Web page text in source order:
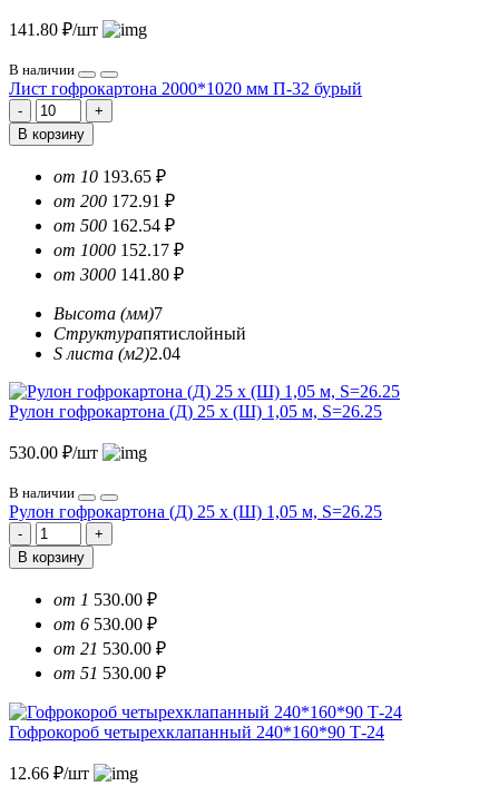
141.80 ₽/шт
В наличии
Лист гофрокартона 2000*1020 мм П-32 бурый
В корзину
от 10 193.65 ₽
от 200 172.91 ₽
от 500 162.54 ₽
от 1000 152.17 ₽
от 3000 141.80 ₽
Высота (мм)7
Структурапятислойный
S листа (м2)2.04
Рулон гофрокартона (Д) 25 х (Ш) 1,05 м, S=26.25
530.00 ₽/шт
В наличии
Рулон гофрокартона (Д) 25 х (Ш) 1,05 м, S=26.25
В корзину
от 1 530.00 ₽
от 6 530.00 ₽
от 21 530.00 ₽
от 51 530.00 ₽
Гофрокороб четырехклапанный 240*160*90 Т-24
12.66 ₽/шт